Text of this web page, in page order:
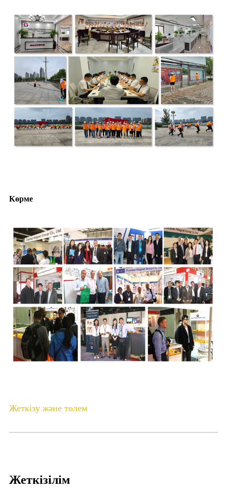
Көрме
Жеткізу және төлем
Жеткізілім